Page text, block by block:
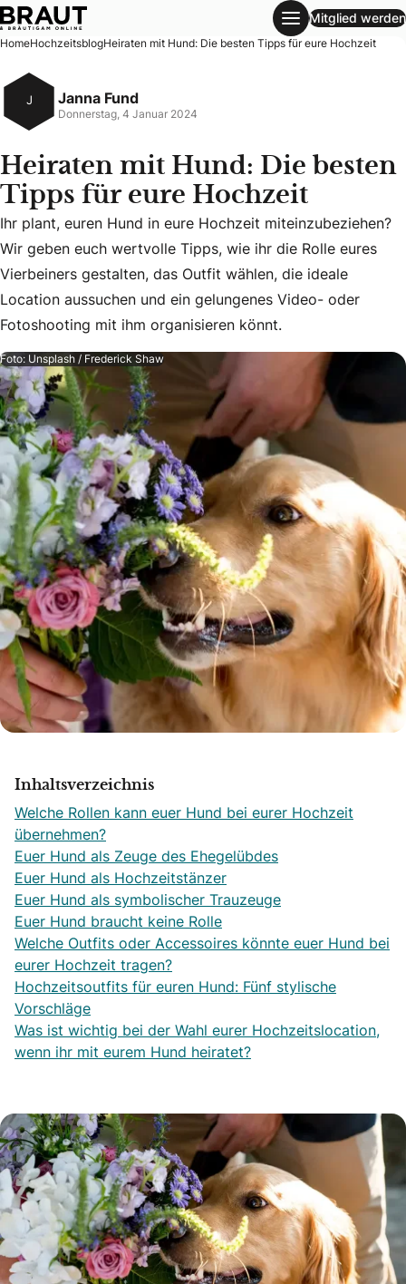
Heiraten mit Hund: Die besten Tipps für eure Hochzeit
Mitglied werden
HomeHochzeitsblogHeiraten mit Hund: Die besten Tipps für eure Hochzeit
J Janna Fund
Donnerstag, 4 Januar 2024
Heiraten mit Hund: Die besten
Tipps für eure Hochzeit
Ihr plant, euren Hund in eure Hochzeit
Ihr plant, euren Hund in eure Hochzeit miteinzubeziehen?
Wir geben euch wertvolle Tipps, wie ihr die Rolle eures
Vierbeiners gestalten, das Outfit wählen, die ideale
Location aussuchen und ein gelungenes Video- oder
Fotoshooting mit ihm organisieren könnt.
Foto: Unsplash / Frederick Shaw
Inhaltsverzeichnis
Welche Rollen kann euer Hund bei eurer Hochzeit
übernehmen?
Euer Hund als Zeuge des Ehegelübdes
Euer Hund als Hochzeitstänzer
Euer Hund als symbolischer Trauzeuge
Euer Hund braucht keine Rolle
Welche Outfits oder Accessoires könnte euer Hund bei
eurer Hochzeit tragen?
Hochzeitsoutfits für euren Hund: Fünf stylische
Vorschläge
Was ist wichtig bei der Wahl eurer Hochzeitslocation,
wenn ihr mit eurem Hund heiratet?